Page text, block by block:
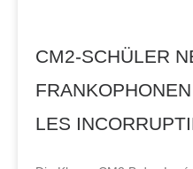
CM2-SCHÜLER
LES